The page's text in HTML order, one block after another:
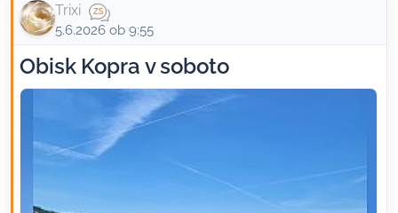
Trixi
5.6.2026 ob 9:55
Obisk Kopra v soboto